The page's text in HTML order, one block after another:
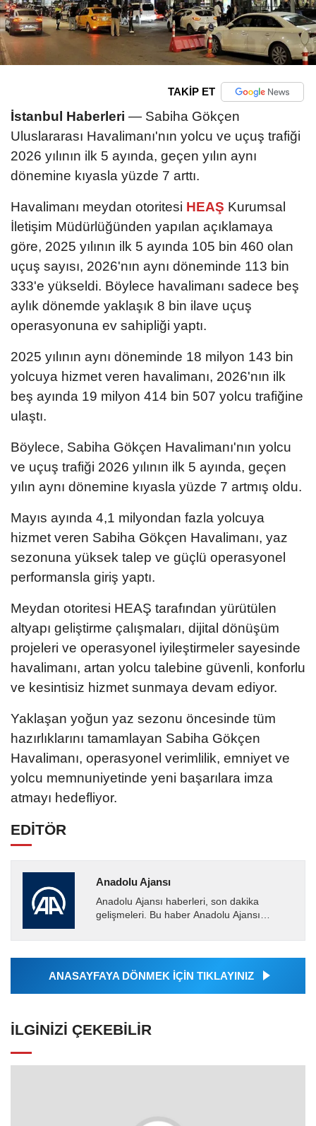
TAKİP ET
İstanbul Haberleri — Sabiha Gökçen
Uluslararası Havalimanı'nın yolcu ve uçuş trafiği
2026 yılının ilk 5 ayında, geçen yılın aynı
dönemine kıyasla yüzde 7 arttı.
Havalimanı meydan otoritesi HEAŞ Kurumsal
İletişim Müdürlüğünden yapılan açıklamaya
göre, 2025 yılının ilk 5 ayında 105 bin 460 olan
uçuş sayısı, 2026'nın aynı döneminde 113 bin
333'e yükseldi. Böylece havalimanı sadece beş
aylık dönemde yaklaşık 8 bin ilave uçuş
operasyonuna ev sahipliği yaptı.
2025 yılının aynı döneminde 18 milyon 143 bin
yolcuya hizmet veren havalimanı, 2026'nın ilk
beş ayında 19 milyon 414 bin 507 yolcu trafiğine
ulaştı.
Böylece, Sabiha Gökçen Havalimanı'nın yolcu
ve uçuş trafiği 2026 yılının ilk 5 ayında, geçen
yılın aynı dönemine kıyasla yüzde 7 artmış oldu.
Mayıs ayında 4,1 milyondan fazla yolcuya
hizmet veren Sabiha Gökçen Havalimanı, yaz
sezonuna yüksek talep ve güçlü operasyonel
performansla giriş yaptı.
Meydan otoritesi HEAŞ tarafından yürütülen
altyapı geliştirme çalışmaları, dijital dönüşüm
projeleri ve operasyonel iyileştirmeler sayesinde
havalimanı, artan yolcu talebine güvenli, konforlu
ve kesintisiz hizmet sunmaya devam ediyor.
Yaklaşan yoğun yaz sezonu öncesinde tüm
hazırlıklarını tamamlayan Sabiha Gökçen
Havalimanı, operasyonel verimlilik, emniyet ve
yolcu memnuniyetinde yeni başarılara imza
atmayı hedefliyor.​​​​​​​
EDİTÖR
Anadolu Ajansı
Anadolu Ajansı haberleri, son dakika
gelişmeleri. Bu haber Anadolu Ajansı
tarafından geçilen tüm...
ANASAYFAYA DÖNMEK İÇİN TIKLAYINIZ
İLGINIZI ÇEKEBILIR